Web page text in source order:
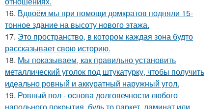
16. Вдвоём мы при помощи домкратов подняли 15-
тонное здание на высоту нового этажа.
17. Это пространство, в котором каждая зона будто
рассказывает свою историю.
18. Мы показываем, как правильно установить
металлический уголок под штукатурку, чтобы получить
идеально ровный и аккуратный наружный угол.
19. Ровный пол - основа долговечности любого
напольного покрытия, будь то паркет, ламинат или